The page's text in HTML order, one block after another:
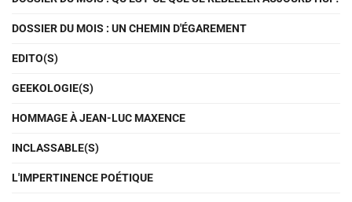
DOSSIER DU MOIS : UN CHEMIN D'ÉGAREMENT
EDITO(S)
GEEKOLOGIE(S)
HOMMAGE À JEAN-LUC MAXENCE
INCLASSABLE(S)
L'IMPERTINENCE POÉTIQUE